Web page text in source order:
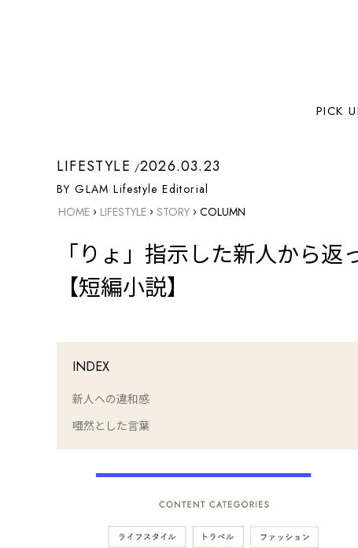
PICK
LIFESTYLE 2026.03.23
BY GLAM Lifestyle Editorial
HOME › LIFESTYLE › STORY › COLUMN
「りょ」指示した新人から
【短編小説】
INDEX
新人への違和感
唖然とした言葉